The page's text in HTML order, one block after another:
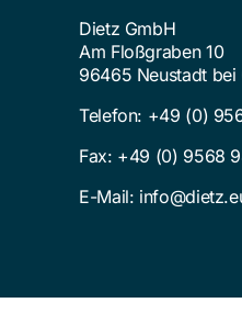
Dietz GmbH
Am Floßgraben 10
96465 Neustadt bei
Telefon: +49 (0)
Fax: +49 (0) 9568
E-Mail: